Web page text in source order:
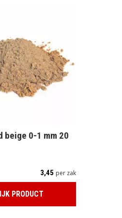
beige 0-1 mm 20
3,45 per zak
PRODUCT